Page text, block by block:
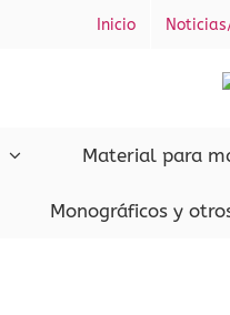
Inicio
Material para
Monográficos y